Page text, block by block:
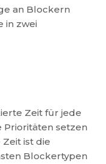
an Blockern
in zwei
Zeit für jede
Prioritäten setzen
ist die
Blockertypen